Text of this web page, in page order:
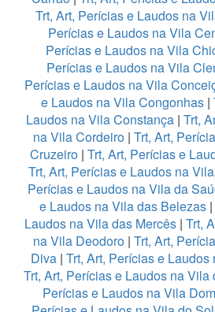
Trt, Art, Perícias e Laudos na
Perícias e Laudos na Vila
Perícias e Laudos na Vila
Perícias e Laudos na Vila
Perícias e Laudos na Vila
e Laudos na Vila Congonhas |
Laudos na Vila Constança | Trt,
na Vila Cordeiro | Trt, Art,
Cruzeiro | Trt, Art, Perícias e
Trt, Art, Perícias e Laudos na
Perícias e Laudos na Vila da
e Laudos na Vila das Belezas|
Laudos na Vila das Mercês| Trt,
na Vila Deodoro | Trt, Art,
Diva | Trt, Art, Perícias e
Trt, Art, Perícias e Laudos na Vila
Perícias e Laudos na Vila